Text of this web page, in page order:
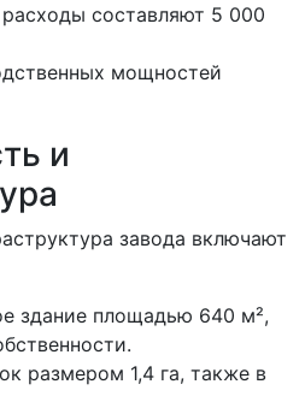
составляют 5 000
мощностей
и
завода включают
здание площадью 640 м²,
размером 1,4 га, также в